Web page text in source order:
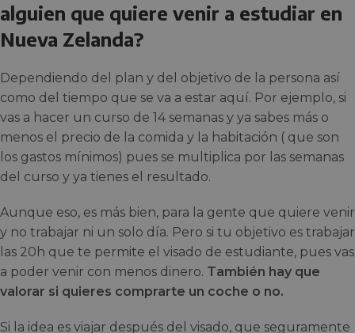
alguien que quiere venir a estudiar en
Nueva Zelanda?
Dependiendo del plan y del objetivo de la persona así
como del tiempo que se va a estar aquí. Por ejemplo, si
vas a hacer un curso de 14 semanas y ya sabes más o
menos el precio de la comida y la habitación ( que son
los gastos mínimos) pues se multiplica por las semanas
del curso y ya tienes el resultado.
Aunque eso, es más bien, para la gente que quiere venir
y no trabajar ni un solo día. Pero si tu objetivo es trabajar
las 20h que te permite el visado de estudiante, pues vas
a poder venir con menos dinero. También hay que
valorar si quieres comprarte un coche o no.
Si la idea es viajar después del visado, que seguramente